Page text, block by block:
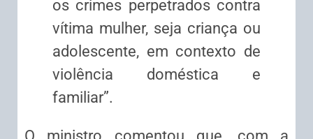
os crimes perpetrados contra
vítima mulher, seja criança ou
adolescente, em contexto de
violência doméstica e
familiar”.